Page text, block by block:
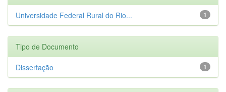
1
Universidade Federal Rural do Rio...
Tipo de Documento
1
Dissertação